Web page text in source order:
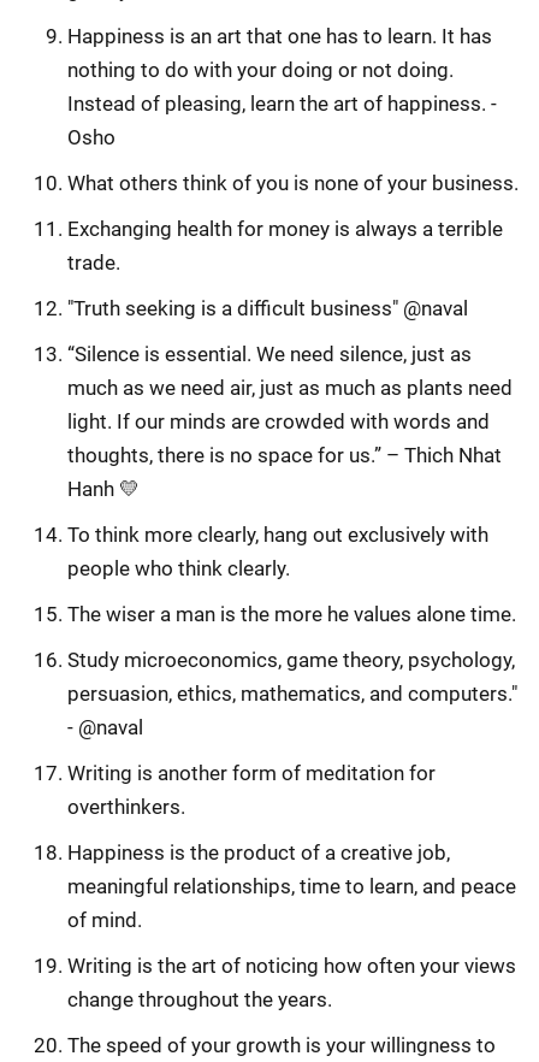
Happiness is an art that one has to learn. It has
nothing to do with your doing or not doing.
Instead of pleasing, learn the art of happiness. -
Osho
What others think of you is none of your business.
Exchanging health for money is always a terrible
trade.
"Truth seeking is a difficult business" @naval
“Silence is essential. We need silence, just as
much as we need air, just as much as plants need
light. If our minds are crowded with words and
thoughts, there is no space for us.” – Thich Nhat
Hanh 💛
To think more clearly, hang out exclusively with
people who think clearly.
The wiser a man is the more he values alone time.
Study microeconomics, game theory, psychology,
persuasion, ethics, mathematics, and computers."
- @naval
Writing is another form of meditation for
overthinkers.
Happiness is the product of a creative job,
meaningful relationships, time to learn, and peace
of mind.
Writing is the art of noticing how often your views
change throughout the years.
The speed of your growth is your willingness to